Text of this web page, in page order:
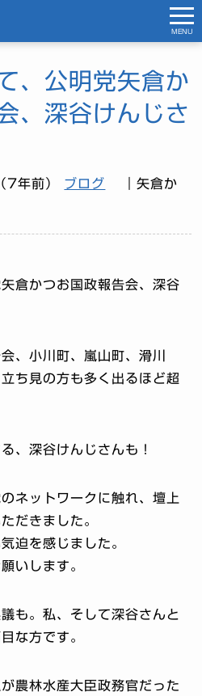
、公明党矢倉か
、深谷けんじさ
年前） ブログ
｜矢倉か
倉かつお国政報告会、深谷
、小川町、嵐山町、滑川
ち見の方も多く出るほど超
、深谷けんじさんも！
ネットワークに触れ、壇上
だきました。
迫を感じました。
いします。
も。私、そして深谷さんと
な方です。
農林水産大臣政務官だった
MENU